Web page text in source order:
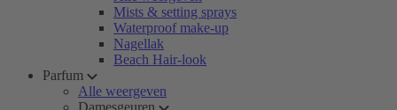
Mists & setting sprays
Waterproof make-up
Nagellak
Beach Hair-look
Parfum
Alle weergeven
Damesgeuren